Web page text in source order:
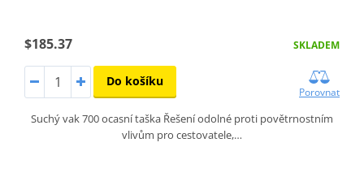
$185.37 SKLADEM
Do košíku
Porovnat
Suchý vak 700 ocasní taška Řešení odolné proti povětrnostním
vlivům pro cestovatele,…